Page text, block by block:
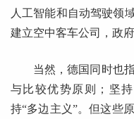
人工智能和自动驾驶领
建立空中客车公司，政
当然，德国同时也
与比较优势原则；坚
持“多边主义”。但这些